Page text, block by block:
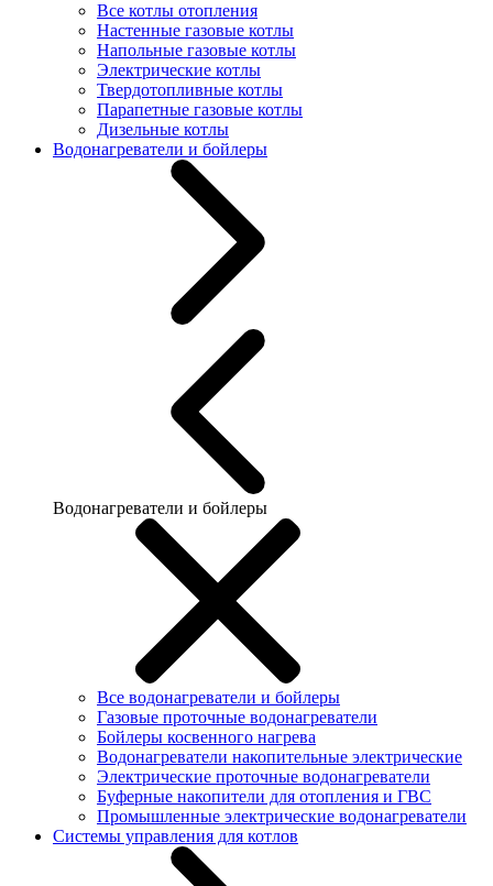
Все котлы отопления
Настенные газовые котлы
Напольные газовые котлы
Электрические котлы
Твердотопливные котлы
Парапетные газовые котлы
Дизельные котлы
Водонагреватели и бойлеры
Водонагреватели и бойлеры
Все водонагреватели и бойлеры
Газовые проточные водонагреватели
Бойлеры косвенного нагрева
Водонагреватели накопительные электрические
Электрические проточные водонагреватели
Буферные накопители для отопления и ГВС
Промышленные электрические водонагреватели
Системы управления для котлов